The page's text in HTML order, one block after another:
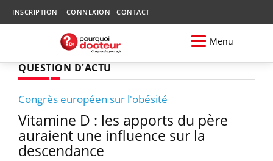
INSCRIPTION CONNEXION CONTACT
Menu
QUESTION D'ACTU
Congrès européen sur l'obésité
Vitamine D : les apports du père
auraient une influence sur la
descendance